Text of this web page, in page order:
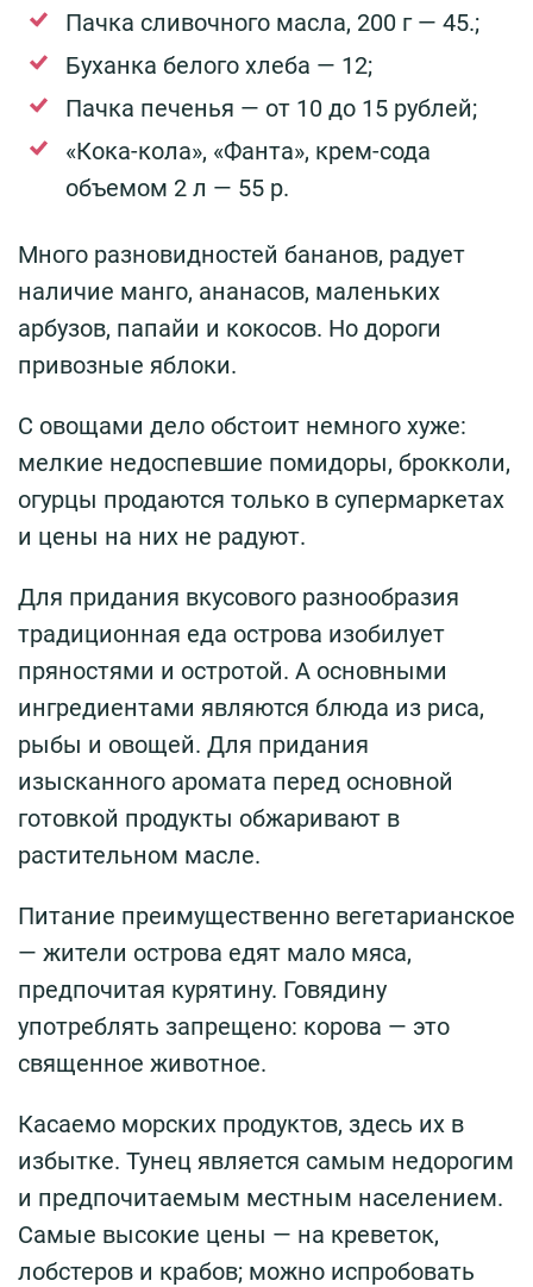
Пачка сливочного масла, 200 г — 45.;
Буханка белого хлеба — 12;
Пачка печенья — от 10 до 15 рублей;
«Кока-кола», «Фанта», крем-сода
объемом 2 л — 55 р.
Много разновидностей бананов, радует
наличие манго, ананасов, маленьких
арбузов, папайи и кокосов. Но дороги
привозные яблоки.
С овощами дело обстоит немного хуже:
мелкие недоспевшие помидоры, брокколи,
огурцы продаются только в супермаркетах
и цены на них не радуют.
Для придания вкусового разнообразия
традиционная еда острова изобилует
пряностями и остротой. А основными
ингредиентами являются блюда из риса,
рыбы и овощей. Для придания
изысканного аромата перед основной
готовкой продукты обжаривают в
растительном масле.
Питание преимущественно вегетарианское
— жители острова едят мало мяса,
предпочитая курятину. Говядину
употреблять запрещено: корова — это
священное животное.
Касаемо морских продуктов, здесь их в
избытке. Тунец является самым недорогим
и предпочитаемым местным населением.
Самые высокие цены — на креветок,
лобстеров и крабов; можно испробовать